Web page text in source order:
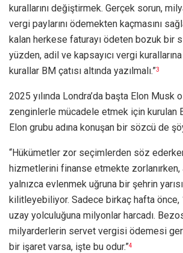
kurallarını değiştirmek. Gerçek sorun,
vergi paylarını ödemekten kaçmasını
kalan herkese faturayı ödeten bozuk bir
yüzden, adil ve kapsayıcı vergi
kurallar BM çatısı altında yazılmalı.”3
2025 yılında Londra’da başta Elon Musk
zenginlerle mücadele etmek için kurulan
Elon grubu adına konuşan bir sözcü de
“Hükümetler zor seçimlerden söz
hizmetlerini finanse etmekte
yalnızca evlenmek uğruna bir şehrin
kilitleyebiliyor. Sadece birkaç hafta önce,
uzay yolculuğuna milyonlar harcadı.
milyarderlerin servet vergisi ödemesi
bir işaret varsa, işte bu odur.”4